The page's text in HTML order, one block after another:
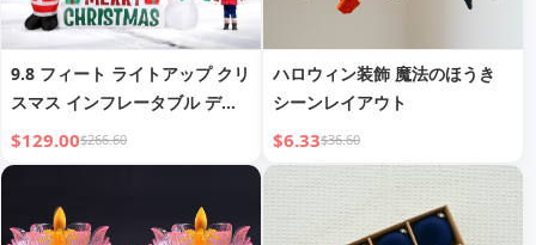
9.8 フィート ライトアップ クリ
スマス インフレータブル デコ
レーション
$129.00$266.60
ハロウィン装飾 魔法のほうき
シーンレイアウト
$6.33$36.60